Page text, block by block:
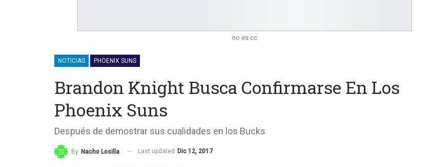
no es cc
NOTICIAS PHOENIX SUNS
Brandon Knight Busca Confirmarse En Los
Phoenix Suns
Después de demostrar sus cualidades en los Bucks
By Nacho Losilla Last updated Dic 12, 2017